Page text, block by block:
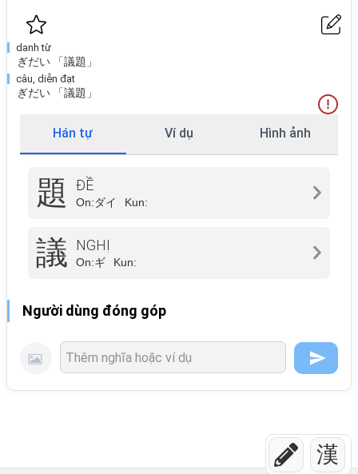
漢
danh từ
ぎだい 「議題」
câu, diễn đạt
ぎだい 「議題」
Hán tự Ví dụ Hình ảnh
題 ĐỀ
On:ダイ Kun:
議 NGHỊ
On:ギ Kun:
Người dùng đóng góp